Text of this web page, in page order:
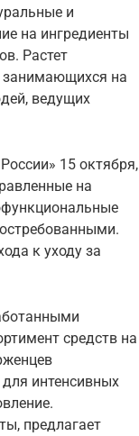
и
на ингредиенты
Растет
занимающихся на
ведущих
15 октября,
на
к уходу за
средств на
интенсивных
предлагает